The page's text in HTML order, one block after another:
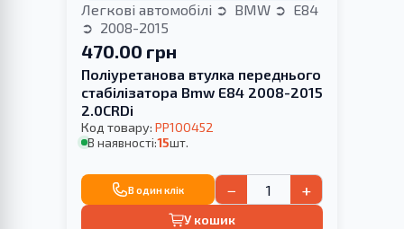
Легкові автомобілі BMW
E84
2008-2015
470.00 грн
Поліуретанова втулка переднього
стабілізатора Bmw E84 2008-2015
2.0CRDi
Код товару: PP100452
В наявності:15шт.
В один клік − +
У кошик